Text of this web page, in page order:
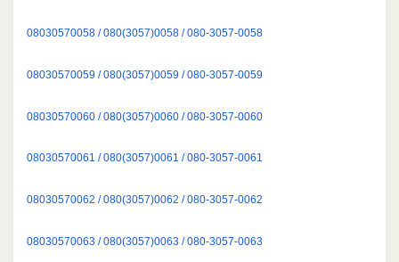
08030570058 / 080(3057)0058 / 080-3057-0058
08030570059 / 080(3057)0059 / 080-3057-0059
08030570060 / 080(3057)0060 / 080-3057-0060
08030570061 / 080(3057)0061 / 080-3057-0061
08030570062 / 080(3057)0062 / 080-3057-0062
08030570063 / 080(3057)0063 / 080-3057-0063